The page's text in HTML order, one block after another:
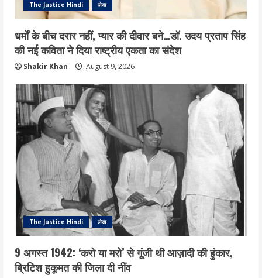
The Justice Hindi लेख
धर्मों के बीच दरार नहीं, प्यार की दीवार बने…डॉ. उदय प्रताप सिंह
की नई कविता ने दिया राष्ट्रीय एकता का संदेश
Shakir Khan August 9, 2026
The Justice Hindi लेख
9 अगस्त 1942: ‘करो या मरो’ से गूंजी थी आज़ादी की हुंकार,
ब्रिटिश हुकूमत की जिला दी नींव